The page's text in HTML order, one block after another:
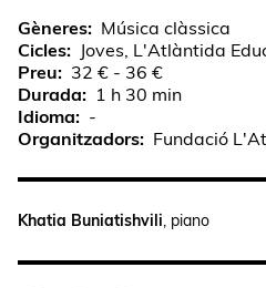
Gèneres
Música clàssica
Cicles
Joves, L'Atlàntida
Preu
32 € - 36 €
Durada
1 h 30 min
Idioma
-
Organitzadors
Fundació
Khatia Buniatishvili, piano